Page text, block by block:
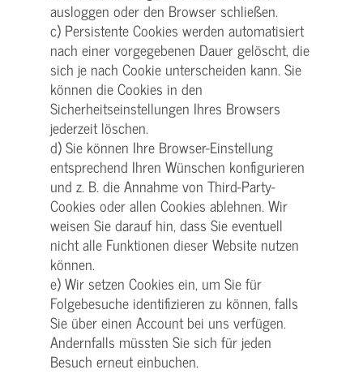
ausloggen oder den Browser schließen.
c) Persistente Cookies werden automatisiert
nach einer vorgegebenen Dauer gelöscht, die
sich je nach Cookie unterscheiden kann. Sie
können die Cookies in den
Sicherheitseinstellungen Ihres Browsers
jederzeit löschen.
d) Sie können Ihre Browser-Einstellung
entsprechend Ihren Wünschen konfigurieren
und z. B. die Annahme von Third-Party-
Cookies oder allen Cookies ablehnen. Wir
weisen Sie darauf hin, dass Sie eventuell
nicht alle Funktionen dieser Website nutzen
können.
e) Wir setzen Cookies ein, um Sie für
Folgebesuche identifizieren zu können, falls
Sie über einen Account bei uns verfügen.
Andernfalls müssten Sie sich für jeden
Besuch erneut einbuchen.